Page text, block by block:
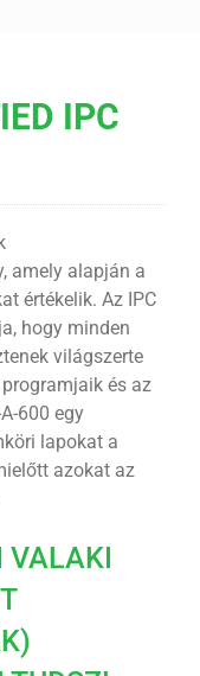
IPC
amely alapján a
értékelik. Az IPC
hogy minden
világszerte
és az
600 egy
lapokat a
azokat az
VALAKI